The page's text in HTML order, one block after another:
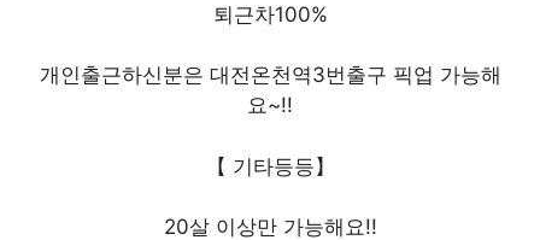
퇴근차100%
개인출근하신분은 대전온천역3번출구 픽업 가능해
요~!!
【 기타등등】
20살 이상만 가능해요!!